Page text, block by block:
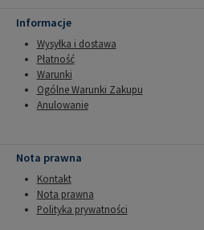
Informacje
Wysyłka i dostawa
Płatność
Warunki
Ogólne Warunki Zakupu
Anulowanie
Nota prawna
Kontakt
Nota prawna
Polityka prywatności